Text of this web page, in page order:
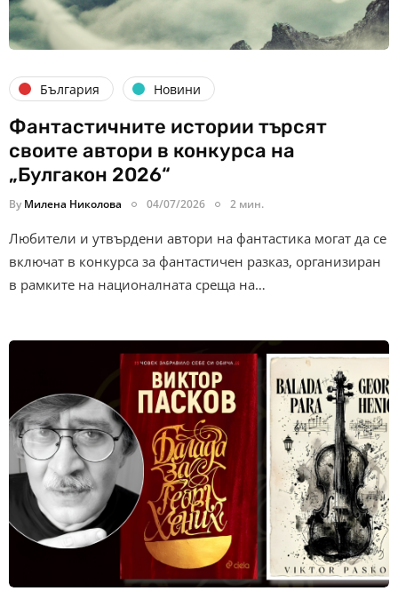
България Новини
Фантастичните истории търсят
своите автори в конкурса на
„Булгакон 2026“
By Милена Николова 04/07/2026 2 мин.
Любители и утвърдени автори на фантастика могат да се
включат в конкурса за фантастичен разказ, организиран
в рамките на националната среща на…